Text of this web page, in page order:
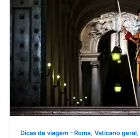
Dicas de viagem – Roma, Vaticano geral,